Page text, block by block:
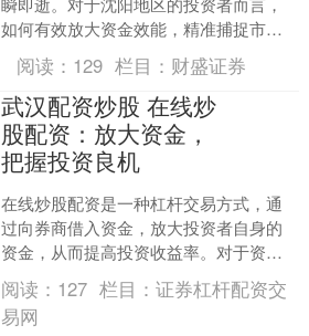
如何有效放大资金效能，精准捕捉市场
波动带来的机会，已成为投资进阶的关
键课题。专业的股票配资服....
阅读： 129 栏目： 财盛证券
武汉配资炒股 在线炒
股配资：放大资金，
把握投资良机
在线炒股配资是一种杠杆交易方式，通
过向券商借入资金，放大投资者自身的
资金，从而提高投资收益率。对于资金
有限的投资者来说，配资可以提供一个
放大资金的杠杆，帮助他们....
阅读： 127 栏目：证券杠杆配资交
易网